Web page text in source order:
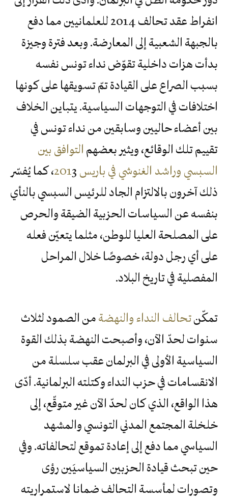
انفراط عقد تحالف 2014 للعلمانيين مما دفع
بالجبهة الشعبية إلى المعارضة. وبعد فترة وجيزة
بدأت هزات داخلية تقوّض نداء تونس نفسه
بسبب الصراع على القيادة تمّ تسويقها على كونها
اختلافات في التوجهات السياسية. يتباين الخلاف
بين أعضاء حاليين وسابقين من نداء تونس في
تقييم تلك الوقائع، ويثير بعضهم التوافق بين
السبسي وراشد الغنوشي في باريس 201
3، كما يُفسّر
ذلك آخرون بالالتزام الجاد للرئيس السبسي بالنأي
بنفسه عن السياسات الحزبية الضيقة والحرص
على المصلحة العليا للوطن، مثلما يتعيّن فعله
على أي رجل دولة، خصوصًا خلال المراحل
المفصلية في تاريخ البلاد.
تمكّنتحالف النداء والنهضة من الصمود لثلاث
سنوات لحدّ الآن، وأصبحت النهضة بذلك القوة
السياسية الأولى في البرلمان عقب سلسلة من
الانقسامات في حزب النداء وكتلته البرلمانية. أدّى
هذا الواقع، الذي كان لحدّ الآن غير متوقّع، إلى
خلخلة المجتمع المدني التونسي والمشهد
السياسي مما دفع إلى إعادة تموقع لتحالفاته. وفي
حين تبحث قيادة الحزبين السياسيَين رؤى
وتصورات لمأسسة التحالف ضمانا لاستمراريته